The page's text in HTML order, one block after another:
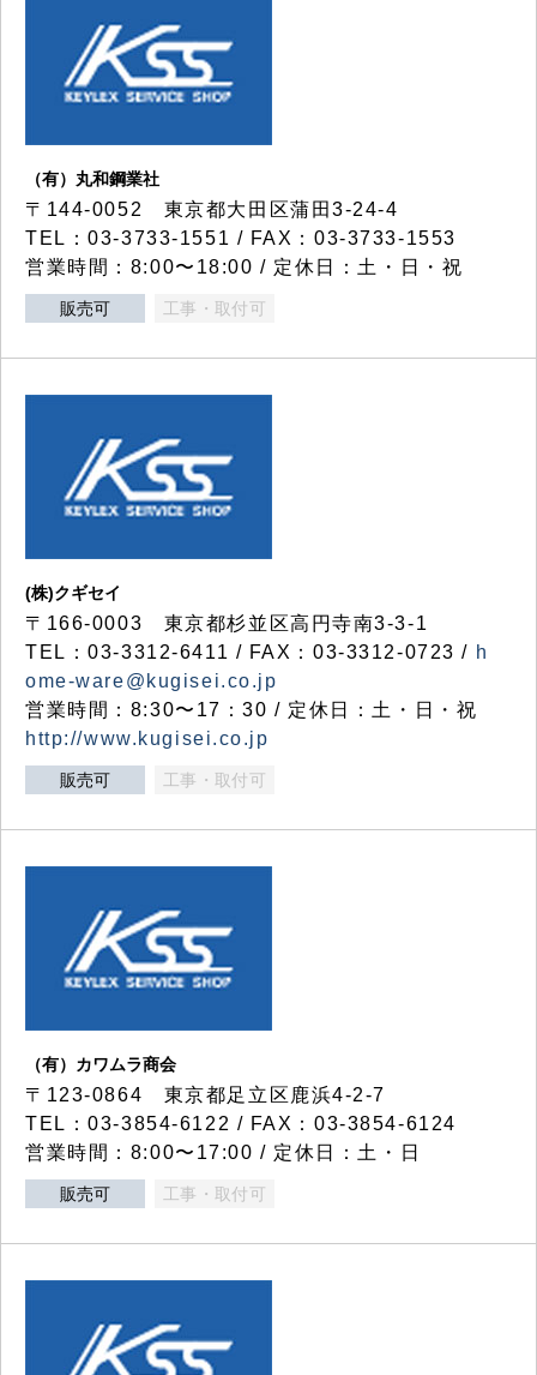
（有）丸和鋼業社
〒144-0052 東京都大田区蒲田3-24-4
TEL：03-3733-1551 / FAX：03-3733-1553
営業時間：8:00〜18:00 / 定休日：土・日・祝
販売可 工事・取付可
(株)クギセイ
〒166-0003 東京都杉並区高円寺南3-3-1
TEL：03-3312-6411 / FAX：03-3312-0723 / h
ome-ware@kugisei.co.jp
営業時間：8:30〜17：30 / 定休日：土・日・祝
http://www.kugisei.co.jp
販売可 工事・取付可
（有）カワムラ商会
〒123-0864 東京都足立区鹿浜4-2-7
TEL：03-3854-6122 / FAX：03-3854-6124
営業時間：8:00〜17:00 / 定休日：土・日
販売可 工事・取付可